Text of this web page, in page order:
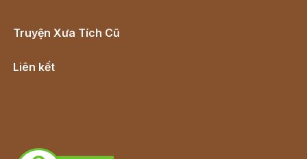
Truyện Xưa Tích Cũ
Liên kết